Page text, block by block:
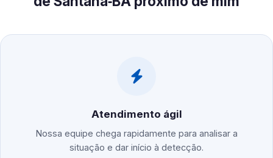
Atendimento ágil
Nossa equipe chega rapidamente para analisar a
situação e dar início à detecção.